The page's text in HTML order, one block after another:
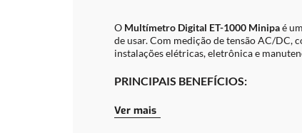
O Multímetro Digital ET-1000 Minipaé
de usar. Com medição de tensão AC/DC,
instalações elétricas, eletrônica e
PRINCIPAIS BENEFÍCIOS:
Ver mais